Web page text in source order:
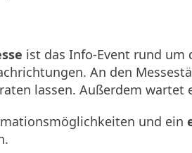
ist das Info-Event rund
An den
lassen. Außerdem
und ein